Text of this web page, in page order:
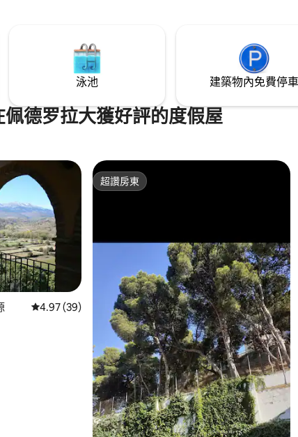
泳池 建築物內免費停車
佩德罗拉大獲好評的度假屋
分 5 分）從 39 則評價中獲得 4.97 的平均評分（滿分 5 分）
4.97 (39)
超讚房東
超讚房東